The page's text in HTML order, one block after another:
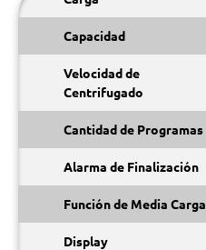
Capacidad
Velocidad de
Centrifugado
Cantidad de Programas
Alarma de Finalización
Función de Media Carga
Display